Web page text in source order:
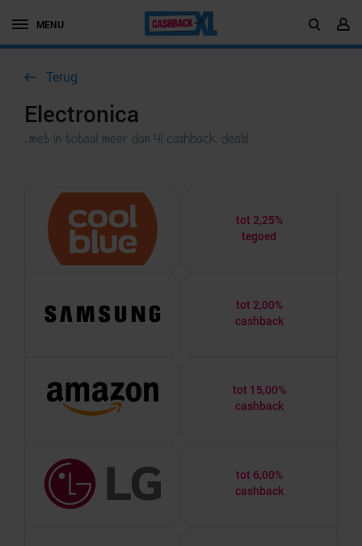
MENU
Terug
Electronica
..met in totaal meer dan 41 cashback deals!
tot 2,25%
tegoed
tot 2,00%
cashback
tot 15,00%
cashback
tot 6,00%
cashback